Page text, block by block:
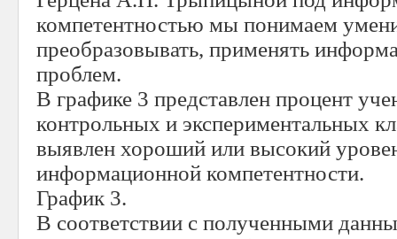
компетентностью мы понимаем
преобразовывать, применять
проблем.
В графике 3 представлен процент
контрольных и экспериментальных
выявлен хороший или высокий
информационной компетентности.
График 3.
В соответствии с полученными